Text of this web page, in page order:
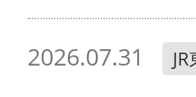
2026.07.31